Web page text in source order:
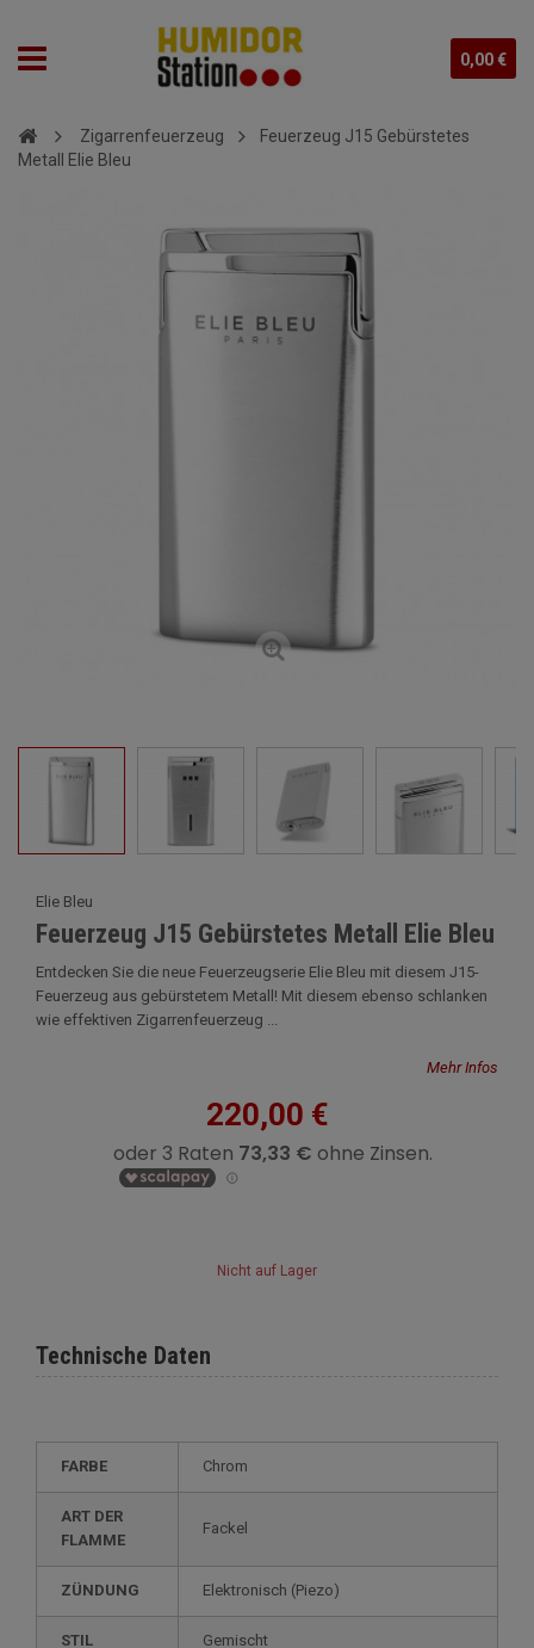
0,00 €
Zigarrenfeuerzeug
Feuerzeug J15 Gebürstetes
Metall Elie Bleu
Elie Bleu
Feuerzeug J15 Gebürstetes Metall Elie Bleu
Entdecken Sie die neue Feuerzeugserie Elie Bleu mit diesem J15-
Feuerzeug aus gebürstetem Metall! Mit diesem ebenso schlanken
wie effektiven Zigarrenfeuerzeug ...
Mehr Infos
220,00 €
Nicht auf Lager
Technische Daten
FARBE Chrom
ART DER
FLAMME
Fackel
ZÜNDUNG elektronisch (Piezo)
STIL gemischt